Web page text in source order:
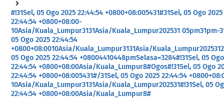
#!31Sel, 05 Ogo 2025 22:44:54 +0800+08:005431#31Sel, 05 Ogo 2025
22:44:54 +0800+08:00-
10Asia/Kuala_Lumpur3131Asia/Kuala_Lumpur202531 05pm31pm-
05 Ogo 2025 22:44:54
+0800+08:0010Asia/Kuala_Lumpur3131Asia/
05 Ogo 2025 22:44:54 +08004410448pmSelasa=3284#!31Sel, 05
22:44:54 +0800+08:00Asia/Kuala_Lumpur8#Ogos#!31Sel, 05 Ogo
22:44:54 +0800+08:005431#/31Sel, 05 Ogo 2025 22:44:54
10Asia/Kuala_Lumpur3131Asia/Kuala_Lumpur202531#!31Sel, 05
22:44:54 +0800+08:00Asia/Kuala_Lumpur8#